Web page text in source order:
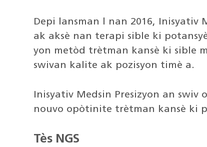
Depi lansman l nan 2016, Inisyativ
ak aksè nan terapi sible ki
yon metòd trètman kansè ki sible
swivan kalite ak pozisyon timè a.
Inisyativ Medsin Presizyon an
nouvo opòtinite trètman kansè ki
Tès NGS